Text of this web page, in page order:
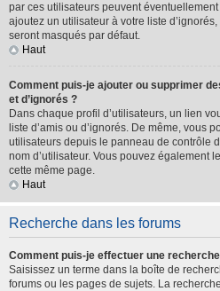
par ces utilisateurs peuvent
ajoutez un utilisateur à votre liste
seront masqués par défaut.
Haut
Comment puis-je ajouter ou supprimer
et d’ignorés ?
Dans chaque profil d’utilisateurs, un lien
liste d’amis ou d’ignorés. De même, vous
utilisateurs depuis le panneau de contrôle
nom d’utilisateur. Vous pouvez également
cette même page.
Haut
Recherche dans les forums
Comment puis-je effectuer une
Saisissez un terme dans la boîte de
forums ou les pages de sujets. La